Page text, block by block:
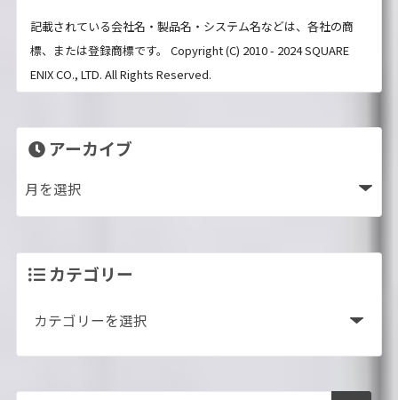
記載されている会社名・製品名・システム名などは、各社の商
標、または登録商標です。 Copyright (C) 2010 - 2024 SQUARE
ENIX CO., LTD. All Rights Reserved.
アーカイブ
カテゴリー